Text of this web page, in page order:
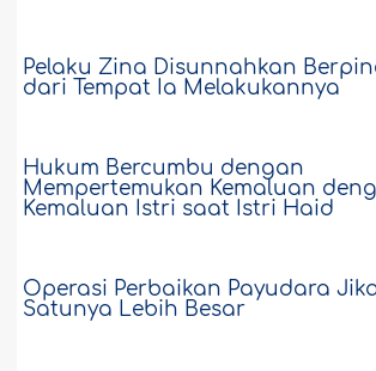
Pelaku Zina Disunnahkan
dari Tempat Ia Melakukannya
Hukum Bercumbu dengan
Mempertemukan Kemaluan
Kemaluan Istri saat Istri Haid
Operasi Perbaikan Payudara
Satunya Lebih Besar